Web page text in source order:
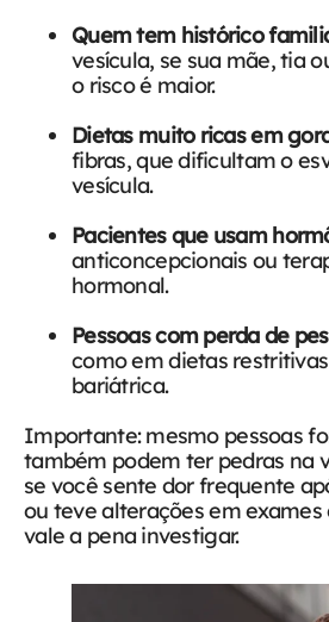
Quem tem histórico
vesícula, se sua mãe, tia
o risco é maior.
Dietas muito ricas em
fibras, que dificultam o
vesícula.
Pacientes que usam
anticoncepcionais ou
hormonal.
Pessoas com perda de
como em dietas
bariátrica.
Importante: mesmo pessoas
também podem ter pedras na
se você sente dor frequente
ou teve alterações em
vale a pena investigar.